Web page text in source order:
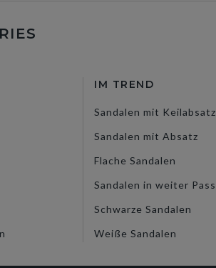
IM TREND
Sandalen mit Keilabsatz
Sandalen mit Absatz
Flache Sandalen
Sandalen in weiter
Schwarze Sandalen
Weiße Sandalen